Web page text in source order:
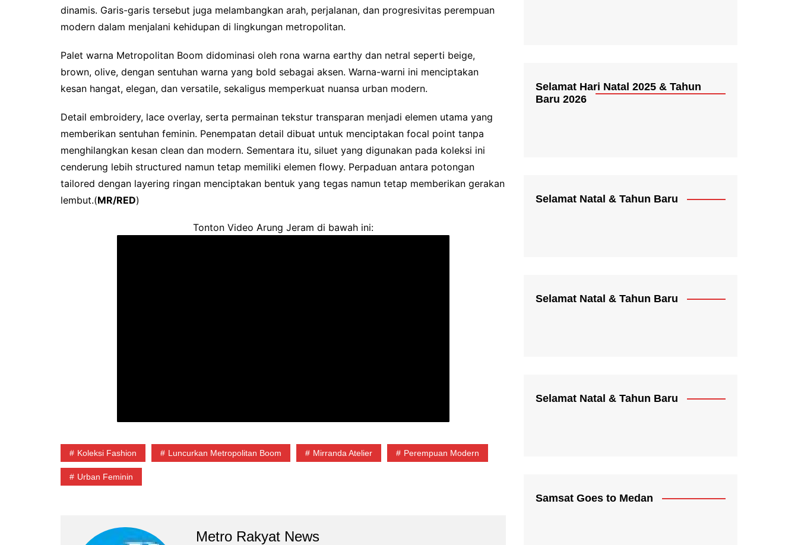
dinamis. Garis-garis tersebut juga melambangkan arah, perjalanan, dan progresivitas perempuan
modern dalam menjalani kehidupan di lingkungan metropolitan.
‎Palet warna Metropolitan Boom didominasi oleh rona warna earthy dan netral seperti beige,
brown, olive, dengan sentuhan warna yang bold sebagai aksen. Warna-warni ini menciptakan
kesan hangat, elegan, dan versatile, sekaligus memperkuat nuansa urban modern.
‎Detail embroidery, lace overlay, serta permainan tekstur transparan menjadi elemen utama yang
memberikan sentuhan feminin. Penempatan detail dibuat untuk menciptakan focal point tanpa
menghilangkan kesan clean dan modern. Sementara itu, siluet yang digunakan pada koleksi ini
cenderung lebih structured namun tetap memiliki elemen flowy. Perpaduan antara potongan
tailored dengan layering ringan menciptakan bentuk yang tegas namun tetap memberikan gerakan
lembut.(MR/RED)
Tonton Video Arung Jeram di bawah ini:
Koleksi Fashion Luncurkan Metropolitan Boom Mirranda Atelier Perempuan Modern
Urban Feminin
Metro Rakyat News
Selamat Hari Natal 2025 & Tahun
Baru 2026
Selamat Natal & Tahun Baru
Selamat Natal & Tahun Baru
Selamat Natal & Tahun Baru
Samsat Goes to Medan